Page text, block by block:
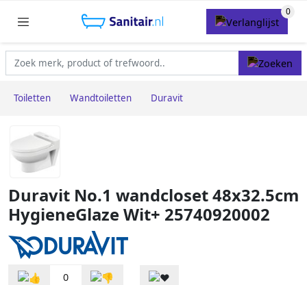
Toiletten Wandtoiletten Duravit
Duravit No.1 wandcloset 48x32.5cm
HygieneGlaze Wit+ 25740920002
0